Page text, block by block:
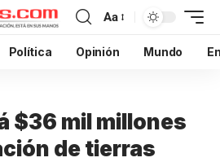
Aa
Política Opinión Mundo
$36 mil millones
de tierras